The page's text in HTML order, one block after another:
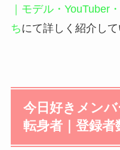
｜モデル・YouTuber
ちにて詳しく紹介して
今日好きメン
転身者｜登録